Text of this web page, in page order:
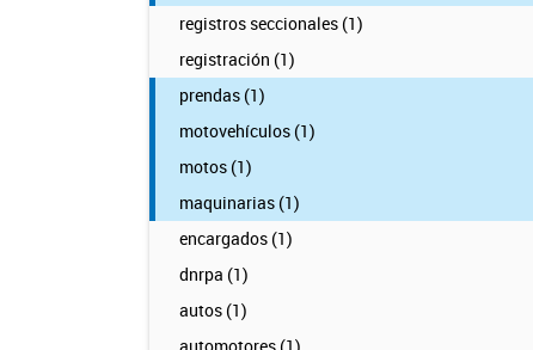
registros seccionales (1)
registración (1)
prendas (1)
motovehículos (1)
motos (1)
maquinarias (1)
encargados (1)
dnrpa (1)
autos (1)